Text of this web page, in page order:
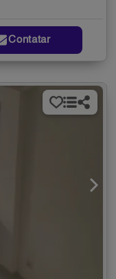
Contatar